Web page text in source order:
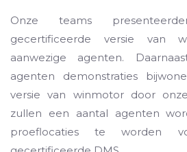
Onze teams
gecertificeerde versie van
aanwezige agenten.
agenten demonstraties
versie van winmotor door
zullen een aantal agenten
proeflocaties te worden